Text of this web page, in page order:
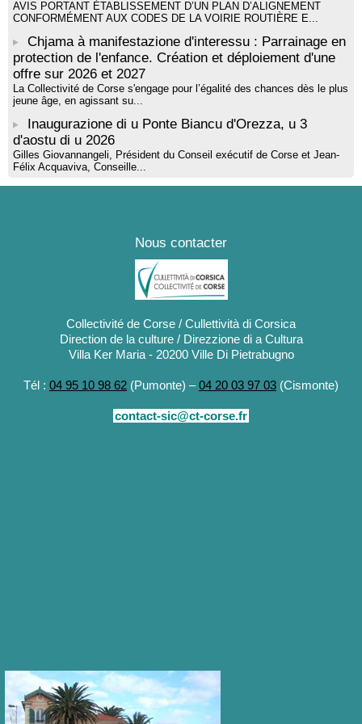
AVIS PORTANT ÉTABLISSEMENT D’UN PLAN D’ALIGNEMENT
CONFORMÉMENT AUX CODES DE LA VOIRIE ROUTIÈRE E...
Chjama à manifestazione d'interessu : Parrainage en
protection de l'enfance. Création et déploiement d'une
offre sur 2026 et 2027
La Collectivité de Corse s'engage pour l’égalité des chances dès le plus
jeune âge, en agissant su...
Inaugurazione di u Ponte Biancu d'Orezza, u 3
d'aostu di u 2026
Gilles Giovannangeli, Président du Conseil exécutif de Corse et Jean-
Félix Acquaviva, Conseille...
Nous contacter
Collectivité de Corse / Cullettività di Corsica
Direction de la culture / Direzzione di a Cultura
Villa Ker Maria - 20200 Ville Di Pietrabugno
Tél : 04 95 10 98 62 (Pumonte) –04 20 03 97 03 (Cismonte)
contact-sic@ct-corse.fr